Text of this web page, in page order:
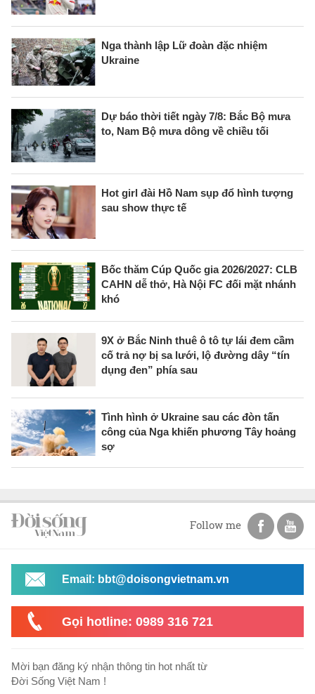
Nga thành lập Lữ đoàn đặc nhiệm
Ukraine
Dự báo thời tiết ngày 7/8: Bắc Bộ mưa
to, Nam Bộ mưa dông về chiều tối
Hot girl đài Hồ Nam sụp đổ hình tượng
sau show thực tế
Bốc thăm Cúp Quốc gia 2026/2027: CLB
CAHN dễ thở, Hà Nội FC đối mặt nhánh
khó
9X ở Bắc Ninh thuê ô tô tự lái đem cầm
cố trả nợ bị sa lưới, lộ đường dây “tín
dụng đen” phía sau
Tình hình ở Ukraine sau các đòn tấn
công của Nga khiến phương Tây hoảng
sợ
Follow me
Email: bbt@doisongvietnam.vn
Gọi hotline: 0989 316 721
Mời bạn đăng ký nhận thông tin hot nhất từ
Đời Sống Việt Nam !